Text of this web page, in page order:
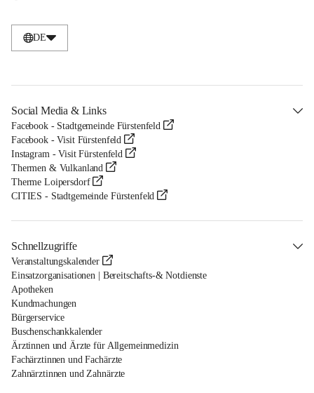
DE
Social Media & Links
Facebook - Stadtgemeinde Fürstenfeld
Facebook - Visit Fürstenfeld
Instagram - Visit Fürstenfeld
Thermen & Vulkanland
Therme Loipersdorf
CITIES - Stadtgemeinde Fürstenfeld
Schnellzugriffe
Veranstaltungskalender
Einsatzorganisationen | Bereitschafts-& Notdienste
Apotheken
Kundmachungen
Bürgerservice
Buschenschankkalender
Ärztinnen und Ärzte für Allgemeinmedizin
Fachärztinnen und Fachärzte
Zahnärztinnen und Zahnärzte